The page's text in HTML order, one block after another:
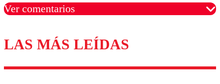
Ver comentarios
Los comentarios son moderados para garantizar un
diálogo respetuoso.
Nombre
LAS MÁS LEÍDAS